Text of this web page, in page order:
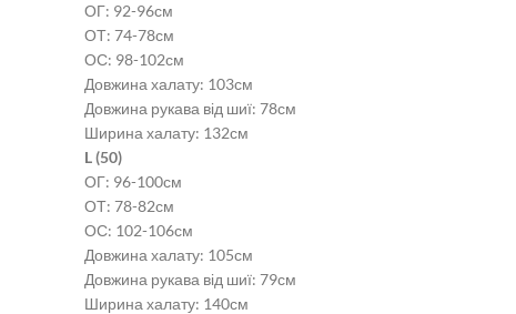
ОГ: 92-96см
ОТ: 74-78см
ОС: 98-102см
Довжина халату: 103см
Довжина рукава від шиї: 78см
Ширина халату: 132см
L (50)
ОГ: 96-100см
ОТ: 78-82см
ОС: 102-106см
Довжина халату: 105см
Довжина рукава від шиї: 79см
Ширина халату: 140см